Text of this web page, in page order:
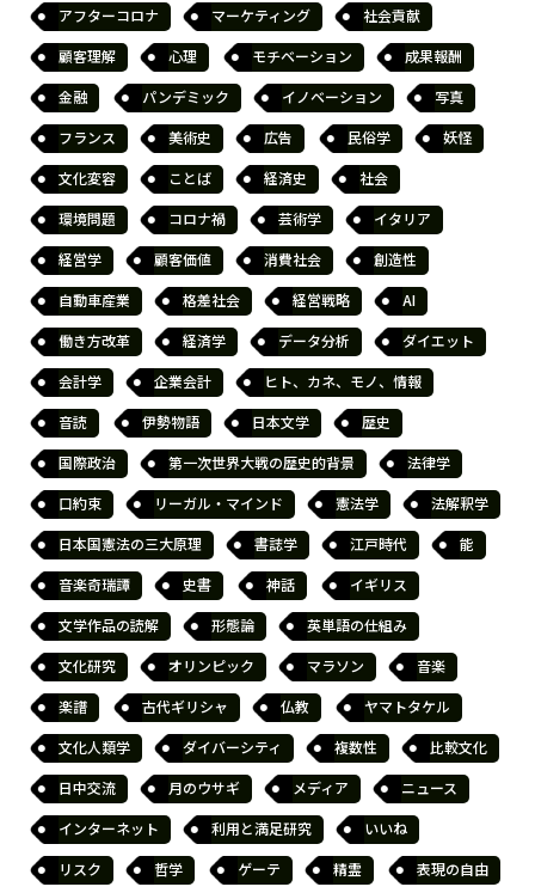
アフターコロナ マーケティング
社会貢献
顧客理解
心理 モチベーション
成果報酬
金融
パンデミック イノベーション
写真
フランス
美術史 広告 民俗学
妖怪
文化変容
ことば 経済史
社会
環境問題
コロナ禍 芸術学
イタリア
経営学
顧客価値 消費社会
創造性
自動車産業
格差社会 経営戦略
AI
働き方改革
経済学 データ分析
ダイエット
会計学
企業会計
ヒト、カネ、モノ、情報
音読
伊勢物語 日本文学
歴史
国際政治
第一次世界大戦の歴史的背景
法律学
口約束
リーガル・マインド 憲法学
法解釈学
日本国憲法の三大原理
書誌学 江戸時代
能
音楽奇瑞譚
史書 神話
イギリス
文学作品の読解
形態論
英単語の仕組み
文化研究
オリンピック マラソン
音楽
楽譜
古代ギリシャ 仏教
ヤマトタケル
文化人類学
ダイバーシティ 複数性
比較文化
日中交流
月のウサギ メディア
ニュース
インターネット
利用と満足研究
いいね
リスク
哲学 ゲーテ 精霊
表現の自由